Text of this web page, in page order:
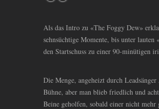
Als das Intro zu «The Foggy Dew»
sehnsüchtige Momente, bis unter
den Startschuss zu einer 90-minütigen
Die Menge, angeheizt durch
Bühne, aber man blieb friedlich und
Beine geholfen, sobald einer nicht